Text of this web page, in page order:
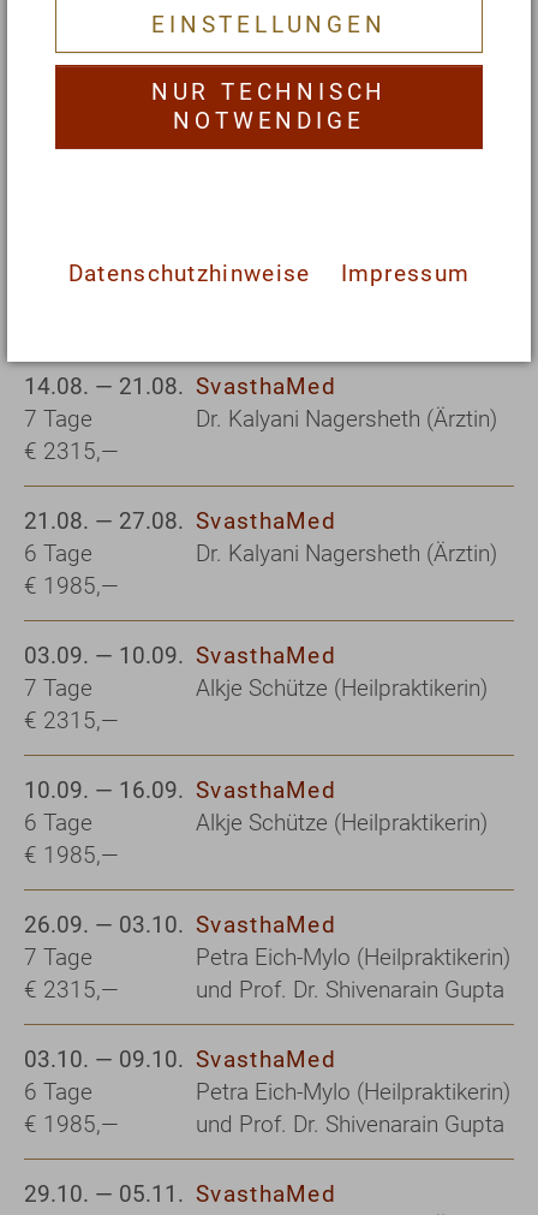
EINSTELLUNGEN
NUR TECHNISCH
NOTWENDIGE
Datenschutzhinweise Impressum
€ 2315,—
Dr. Elena Lieber (Ärztin)
10.07. — 16.07.
6 Tage
SvasthaMed
Dr. Elena Lieber (Ärztin)
6 Tage
Roman Skazhenikov
14.08. — 21.08.
7 Tage
€ 2315,—
SvasthaMed
Dr. Kalyani Nagersheth (Ärztin)
21.08. — 27.08.
6 Tage
€ 1985,—
SvasthaMed
Dr. Kalyani Nagersheth (Ärztin)
03.09. — 10.09.
7 Tage
€ 2315,—
SvasthaMed
Alkje Schütze (Heilpraktikerin)
10.09. — 16.09.
6 Tage
€ 1985,—
SvasthaMed
Alkje Schütze (Heilpraktikerin)
26.09. — 03.10.
7 Tage
€ 2315,—
SvasthaMed
Petra Eich-Mylo (Heilpraktikerin)
und Prof. Dr. Shivenarain Gupta
03.10. — 09.10.
6 Tage
€ 1985,—
SvasthaMed
Petra Eich-Mylo (Heilpraktikerin)
und Prof. Dr. Shivenarain Gupta
29.10. — 05.11. SvasthaMed